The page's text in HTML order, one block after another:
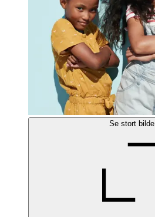
Se stort bilde